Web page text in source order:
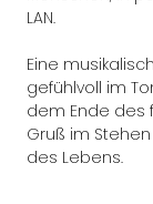
LAN.
Eine
gefühlvoll im
dem Ende des
Gruß im
des Lebens.